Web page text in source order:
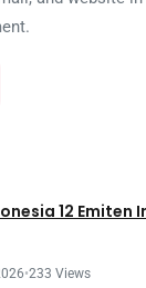
12 Emiten
•233 Views